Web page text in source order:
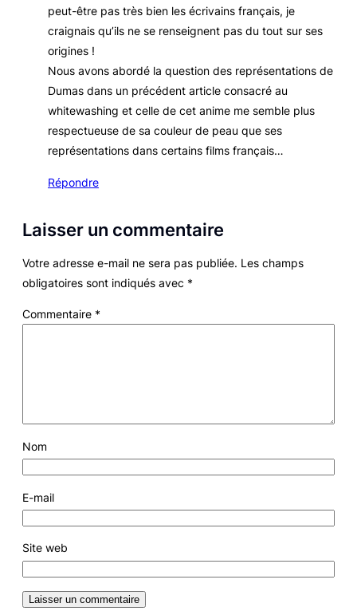
peut-être pas très bien les écrivains français, je
craignais qu’ils ne se renseignent pas du tout sur ses
origines !
Nous avons abordé la question des représentations de
Dumas dans un précédent article consacré au
whitewashing et celle de cet anime me semble plus
respectueuse de sa couleur de peau que ses
représentations dans certains films français…
Répondre
Laisser un commentaire
Votre adresse e-mail ne sera pas publiée. Les champs
obligatoires sont indiqués avec *
Commentaire *
Nom
E-mail
Site web